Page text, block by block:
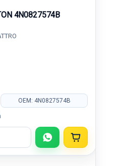
4N0827574B
OEM: 4N0827574B